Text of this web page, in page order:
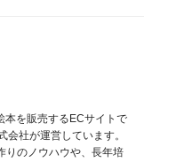
本を販売するECサイトで
社が運営しています。
りのノウハウや、長年培